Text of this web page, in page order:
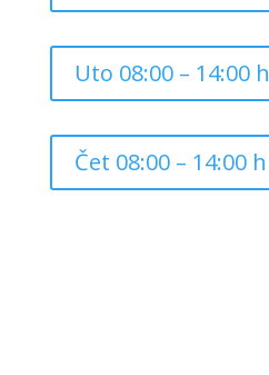
Uto 08:00 – 14:00 h
Čet 08:00 – 14:00 h